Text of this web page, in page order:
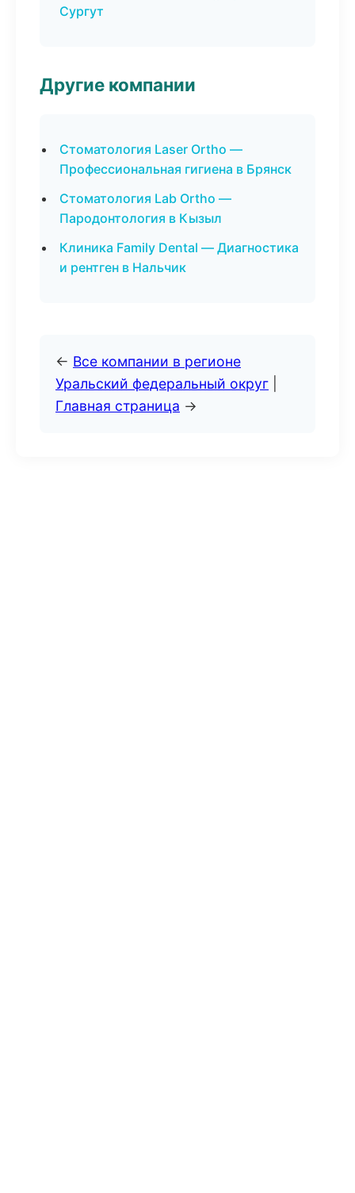
Сургут
Другие компании
Стоматология Laser Ortho —
Профессиональная гигиена в Брянск
Стоматология Lab Ortho —
Пародонтология в Кызыл
Клиника Family Dental — Диагностика
и рентген в Нальчик
← Все компании в регионе
Уральский федеральный округ
Главная страница →